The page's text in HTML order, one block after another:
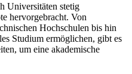
Universitäten stetig
hervorgebracht. Von
Hochschulen bis hin
Studium ermöglichen, gibt es
um eine akademische